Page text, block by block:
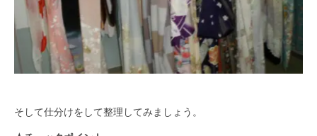
そして仕分けをして整理してみましょう。